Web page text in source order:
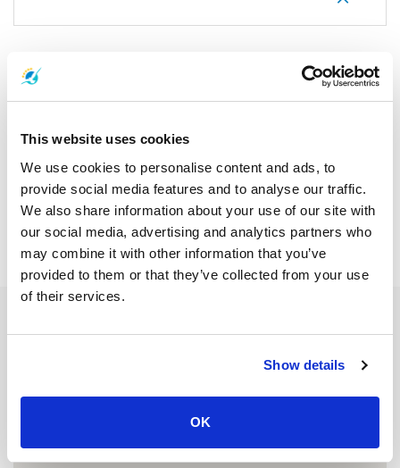
This website uses cookies
We use cookies to personalise content and ads, to
provide social media features and to analyse our traffic.
We also share information about your use of our site with
our social media, advertising and analytics partners who
may combine it with other information that you’ve
provided to them or that they’ve collected from your use
of their services.
Show details
OK
Offres promotionnelles